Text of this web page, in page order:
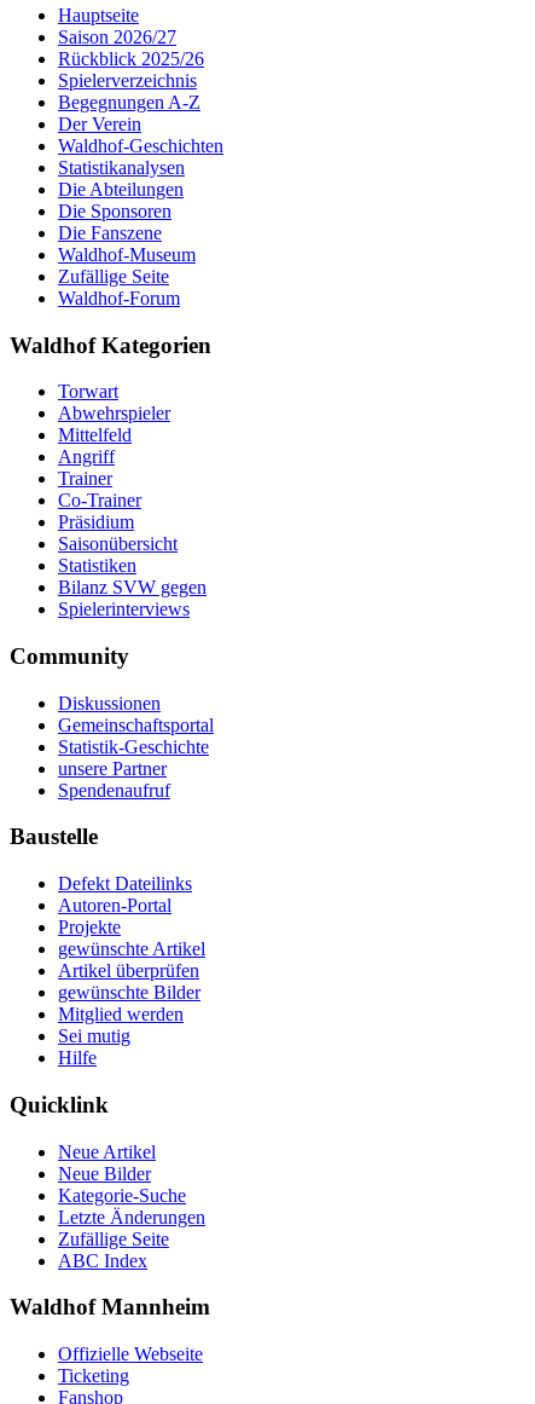
Hauptseite
Saison 2026/27
Rückblick 2025/26
Spielerverzeichnis
Begegnungen A-Z
Der Verein
Waldhof-Geschichten
Statistikanalysen
Die Abteilungen
Die Sponsoren
Die Fanszene
Waldhof-Museum
Zufällige Seite
Waldhof-Forum
Waldhof Kategorien
Torwart
Abwehrspieler
Mittelfeld
Angriff
Trainer
Co-Trainer
Präsidium
Saisonübersicht
Statistiken
Bilanz SVW gegen
Spielerinterviews
Community
Diskussionen
Gemeinschaftsportal
Statistik-Geschichte
unsere Partner
Spendenaufruf
Baustelle
Defekt Dateilinks
Autoren-Portal
Projekte
gewünschte Artikel
Artikel überprüfen
gewünschte Bilder
Mitglied werden
Sei mutig
Hilfe
Quicklink
Neue Artikel
Neue Bilder
Kategorie-Suche
Letzte Änderungen
Zufällige Seite
ABC Index
Waldhof Mannheim
Offizielle Webseite
Ticketing
Fanshop